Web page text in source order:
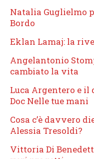
Natalia Guglielmo
Bordo
Eklan Lamaj: la
Angelantonio
cambiato la vita
Luca Argentero e
Doc Nelle tue mani
Cosa c’è davvero
Alessia Tresoldi?
Vittoria Di